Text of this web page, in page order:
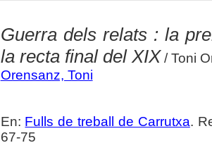
Guerra dels relats : la
la recta final del XIX / Toni
Orensanz, Toni
En: Fulls de treball de Carrutxa.
67-75